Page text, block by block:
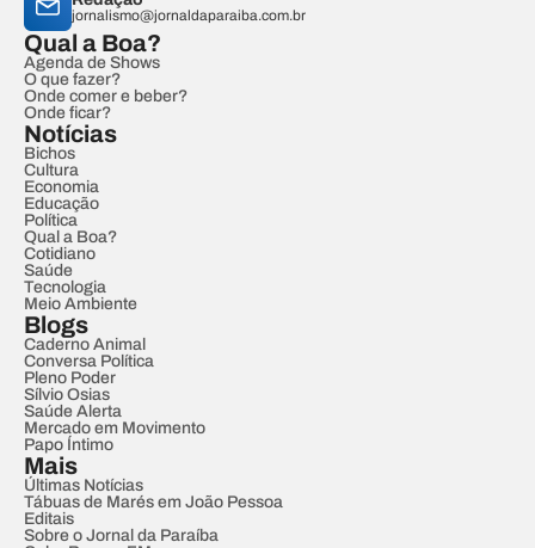
jornalismo@jornaldaparaiba.com.br
Qual a Boa?
Agenda de Shows
O que fazer?
Onde comer e beber?
Onde ficar?
Notícias
Bichos
Cultura
Economia
Educação
Política
Qual a Boa?
Cotidiano
Saúde
Tecnologia
Meio Ambiente
Blogs
Caderno Animal
Conversa Política
Pleno Poder
Sílvio Osias
Saúde Alerta
Mercado em Movimento
Papo Íntimo
Mais
Últimas Notícias
Tábuas de Marés em João Pessoa
Editais
Sobre o Jornal da Paraíba